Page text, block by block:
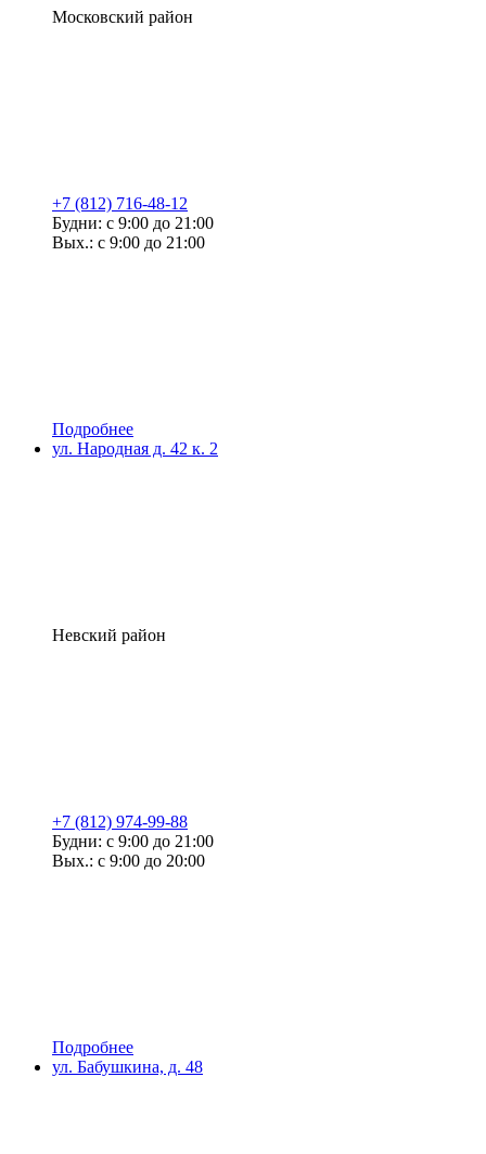
Московский район
+7 (812) 716-48-12
Будни: с 9:00 до 21:00
Вых.: с 9:00 до 21:00
Подробнее
ул. Народная д. 42 к. 2
Невский район
+7 (812) 974-99-88
Будни: с 9:00 до 21:00
Вых.: с 9:00 до 20:00
Подробнее
ул. Бабушкина, д. 48